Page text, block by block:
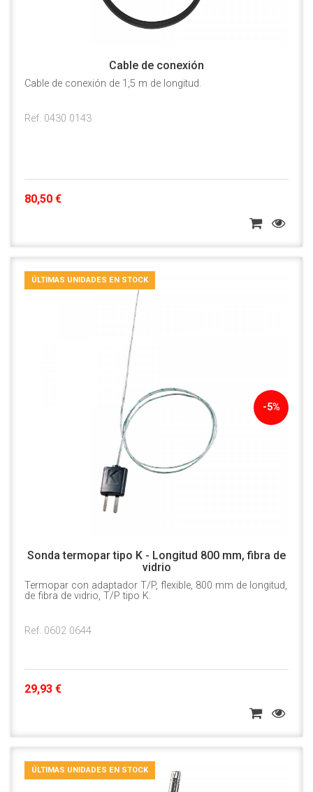
Cable de conexión
Cable de conexión de 1,5 m de longitud.
Ref. 0430 0143
80,50 €
-5%
ÚLTIMAS UNIDADES EN STOCK
Sonda termopar tipo K - Longitud 800 mm, fibra de
vidrio
Termopar con adaptador T/P, flexible, 800 mm de longitud,
de fibra de vidrio, T/P tipo K.
Ref. 0602 0644
29,93 €
ÚLTIMAS UNIDADES EN STOCK